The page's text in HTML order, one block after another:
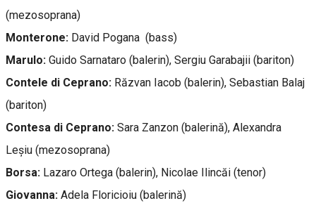
(mezosoprana)
Monterone: David Pogana (bass)
Marulo: Guido Sarnataro (balerin), Sergiu Garabajii (bariton)
Contele di Ceprano: Răzvan Iacob (balerin), Sebastian Balaj
(bariton)
Contesa di Ceprano: Sara Zanzon (balerină), Alexandra
Leșiu (mezosoprana)
Borsa: Lazaro Ortega (balerin), Nicolae Ilincăi (tenor)
Giovanna: Adela Floricioiu (balerină)